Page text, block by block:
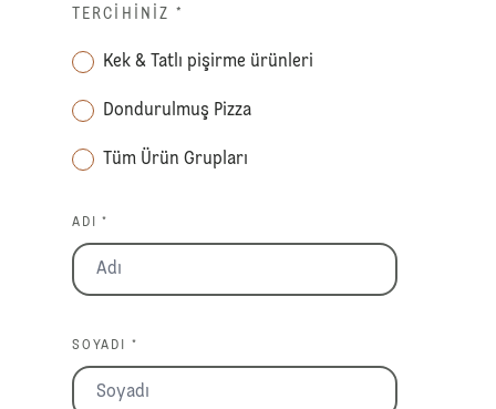
TERCIHINIZ *
Kek & Tatlı pişirme ürünleri
Dondurulmuş Pizza
Tüm Ürün Grupları
ADI *
SOYADI *